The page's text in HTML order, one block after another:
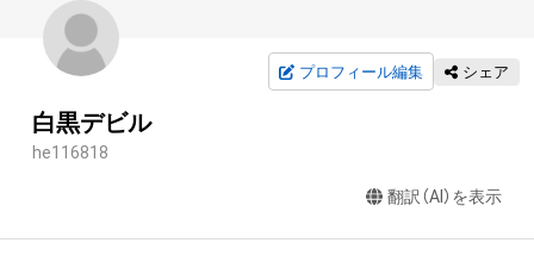
プロフィール編集 シェア
白黒デビル
he116818
翻訳（AI）を表示